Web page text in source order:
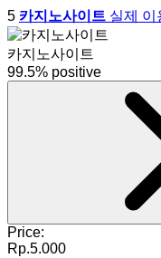
5 카지노사이트 실제 이
카지노사이트
99.5% positive
Price:
Rp.5.000